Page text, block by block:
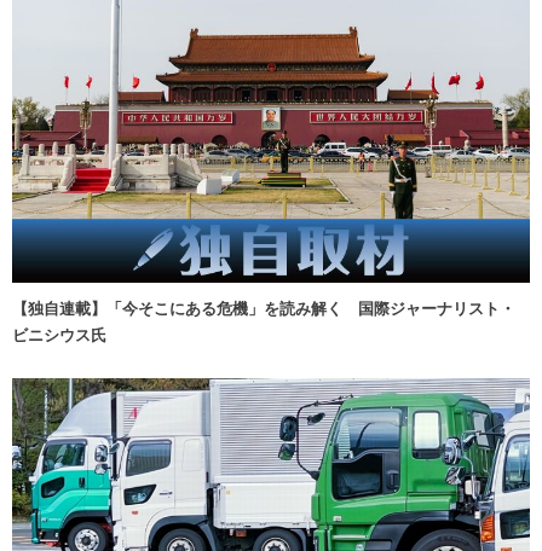
【独自連載】「今そこにある危機」を読み解く 国際ジャーナリスト・
ビニシウス氏